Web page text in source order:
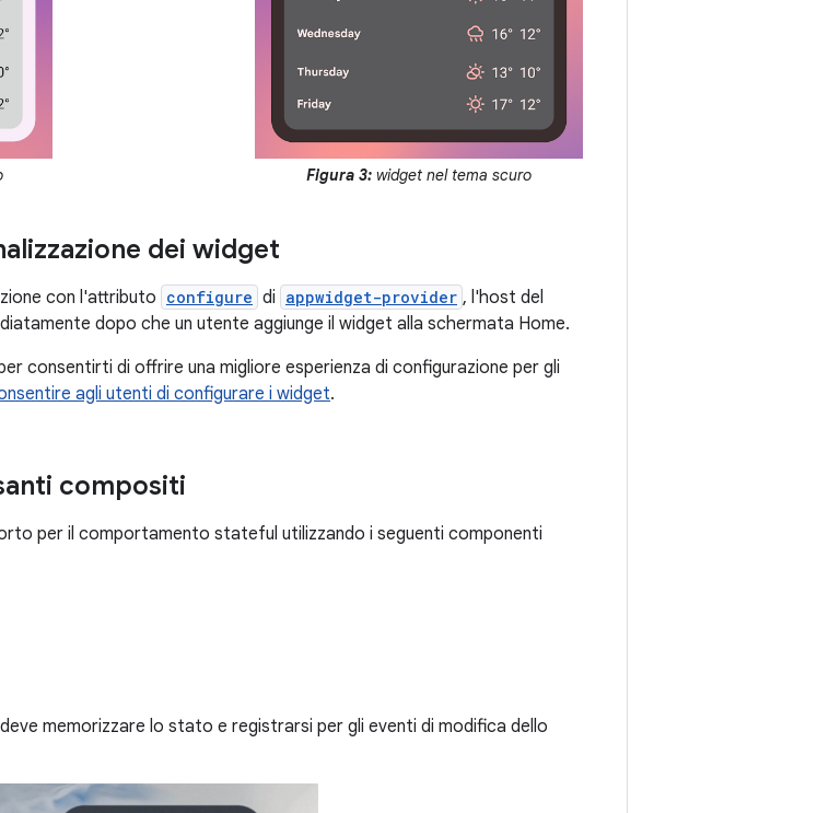
Figura 3: widget nel tema scuro
dei widget
con l'attributo configure di appwidget-provider , l'host del
dopo che un utente aggiunge il widget alla schermata Home.
consentirti di offrire una migliore esperienza di configurazione per gli
agli utenti di configurare i widget.
compositi
per il comportamento stateful utilizzando i seguenti componenti
memorizzare lo stato e registrarsi per gli eventi di modifica dello